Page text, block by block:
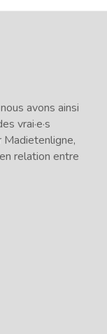
avons ainsi
vrai·e·s
Madietenligne,
relation entre